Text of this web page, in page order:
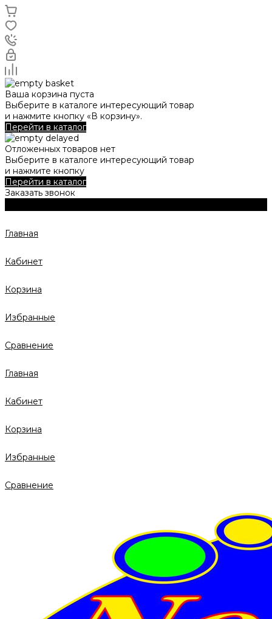
Ваша корзина пуста
Выберите в каталоге интересующий товар
и нажмите кнопку «В корзину».
Перейти в каталог
Отложенных товаров нет
Выберите в каталоге интересующий товар
и нажмите кнопку
Перейти в каталог
Заказать звонок
Главная
Кабинет
Корзина
Избранные
Сравнение
Главная
Кабинет
Корзина
Избранные
Сравнение